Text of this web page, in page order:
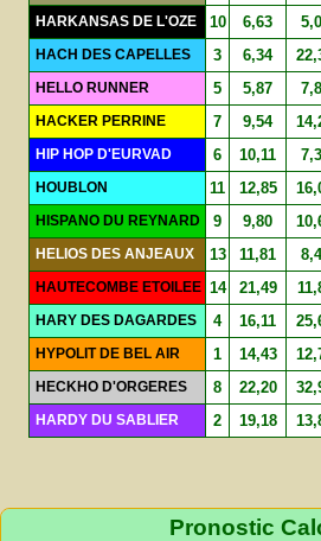
HARKANSAS DE L'OZE 10 6,63
HACH DES CAPELLES 3 6,34
HELLO RUNNER 5 5,87
HACKER PERRINE 7 9,54
HIP HOP D'EURVAD 6 10,11
HOUBLON 11 12,85
HISPANO DU REYNARD 9 9,80
HELIOS DES ANJEAUX 13 11,81
HAUTECOMBE ETOILEE 14 21,49
HARY DES DAGARDES 4 16,11
HYPOLIT DE BEL AIR 1 14,43
HECKHO D'ORGERES 8 22,20
HARDY DU SABLIER 2 19,18
Pronostic